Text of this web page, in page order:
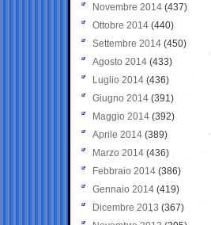
Novembre 2014 (437)
Ottobre 2014 (440)
Settembre 2014 (450)
Agosto 2014 (433)
Luglio 2014 (436)
Giugno 2014 (391)
Maggio 2014 (392)
Aprile 2014 (389)
Marzo 2014 (436)
Febbraio 2014 (386)
Gennaio 2014 (419)
Dicembre 2013 (367)